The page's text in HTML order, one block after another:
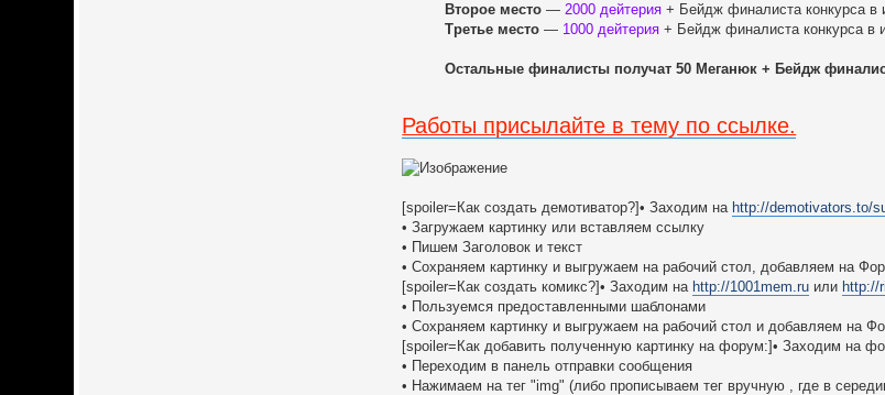
Второе место —2000 дейтерия + Бейдж финалиста конкурса в
Третье место — 1000 дейтерия + Бейдж финалиста конкурса в
Остальные финалисты получат 50 Меганюк + Бейдж
Работы присылайте в тему по ссылке.
[spoiler=Как создать демотиватор?]• Заходим на http://demotivators.to/
• Загружаем картинку или вставляем ссылку
• Пишем Заголовок и текст
• Сохраняем картинку и выгружаем на рабочий стол, добавляем на
[spoiler=Как создать комикс?]• Заходим на http://1001mem.ru или http://
• Пользуемся предоставленными шаблонами
• Сохраняем картинку и выгружаем на рабочий стол и добавляем на
[spoiler=Как добавить полученную картинку на форум:]• Заходим на
• Переходим в панель отправки сообщения
• Нажимаем на тег "img" (либо прописываем тег вручную , где в